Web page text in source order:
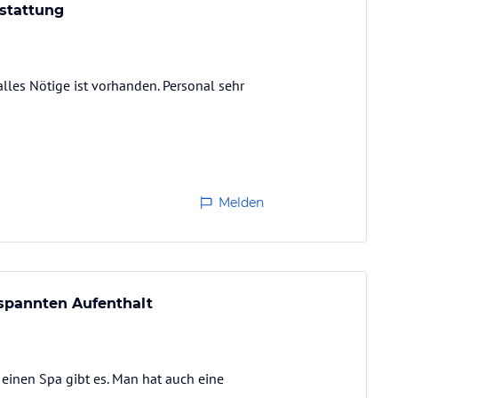
Nötige ist vorhanden. Personal sehr
Melden
Aufenthalt
Spa gibt es. Man hat auch eine